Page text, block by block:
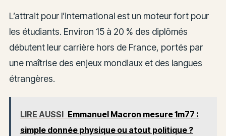
L’attrait pour l’international est un moteur fort pour
les étudiants. Environ 15 à 20 % des diplômés
débutent leur carrière hors de France, portés par
une maîtrise des enjeux mondiaux et des langues
étrangères.
LIRE AUSSI Emmanuel Macron mesure 1m77 :
simple donnée physique ou atout politique ?